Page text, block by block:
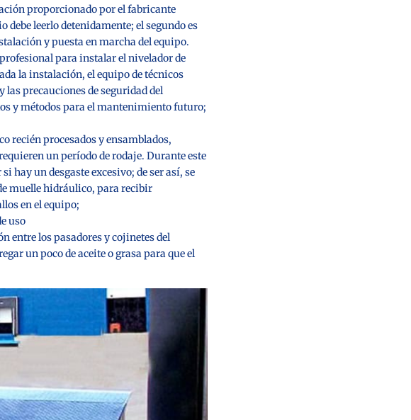
proporcionado por el fabricante
leerlo detenidamente; el segundo es
y puesta en marcha del equipo.
para instalar el nivelador de
la instalación, el equipo de técnicos
las precauciones de seguridad del
y métodos para el mantenimiento futuro;
recién procesados y ensamblados,
un período de rodaje. Durante este
hay un desgaste excesivo; de ser así, se
muelle hidráulico, para recibir
en el equipo;
uso
entre los pasadores y cojinetes del
un poco de aceite o grasa para que el